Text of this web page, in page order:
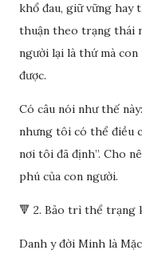
khổ đau, giữ vững hay
thuận theo trạng thái
người lại là thứ mà
được.
Có câu nói như thế
nhưng tôi có thể điều
nơi tôi đã định”. Cho
phú của con người.
🔻 2. Bảo trì thể trạng
Danh y đời Minh là